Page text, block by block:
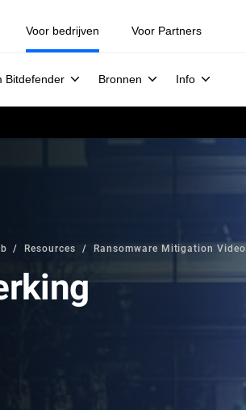
Voor bedrijven
Bitdefender Bronnen Info
Voor Partners
Resources Ransomware Mitigation Video